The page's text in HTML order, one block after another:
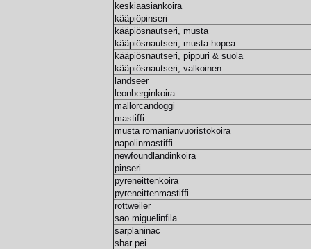
keskiaasiankoira
kääpiöpinseri
kääpiösnautseri, musta
kääpiösnautseri, musta-hopea
kääpiösnautseri, pippuri & suola
kääpiösnautseri, valkoinen
landseer
leonberginkoira
mallorcandoggi
mastiffi
musta romanianvuoristokoira
napolinmastiffi
newfoundlandinkoira
pinseri
pyreneittenkoira
pyreneittenmastiffi
rottweiler
sao miguelinfila
sarplaninac
shar pei